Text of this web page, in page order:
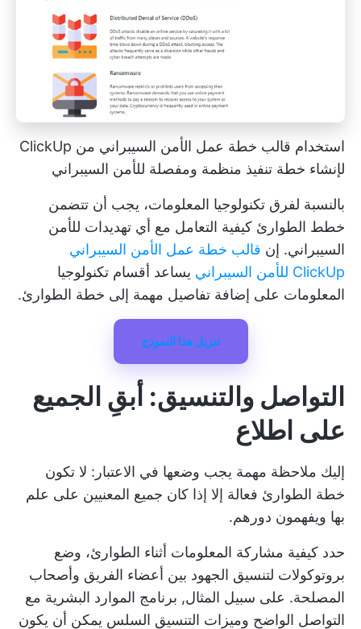
استخدام قالب خطة عمل الأمن السيبراني من ClickUp
لإنشاء خطة تنفيذ منظمة ومفصلة للأمن السيبراني
بالنسبة لفرق تكنولوجيا المعلومات، يجب أن تتضمن
خطط الطوارئ كيفية التعامل مع أي تهديدات للأمن
السيبراني. إن قالب خطة عمل الأمن السيبراني
ClickUp للأمن السيبراني
يساعد أقسام تكنولوجيا
المعلومات على إضافة تفاصيل مهمة إلى خطة الطوارئ.
تنزيل هذا النموذج
التواصل والتنسيق: أبقِ الجميع
على اطلاع
إليك ملاحظة مهمة يجب وضعها في الاعتبار: لا تكون
خطة الطوارئ فعالة إلا إذا كان جميع المعنيين على علم
بها ويفهمون دورهم.
حدد كيفية مشاركة المعلومات أثناء الطوارئ، وضع
بروتوكولات لتنسيق الجهود بين أعضاء الفريق وأصحاب
المصلحة. على سبيل المثال, برنامج الموارد البشرية مع
التواصل الواضح وميزات التنسيق السلس يمكن أن يكون